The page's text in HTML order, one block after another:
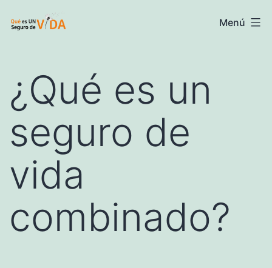
Seguros
Información
y
precios
Menú
¿Qué es un
seguro de
vida
combinado?